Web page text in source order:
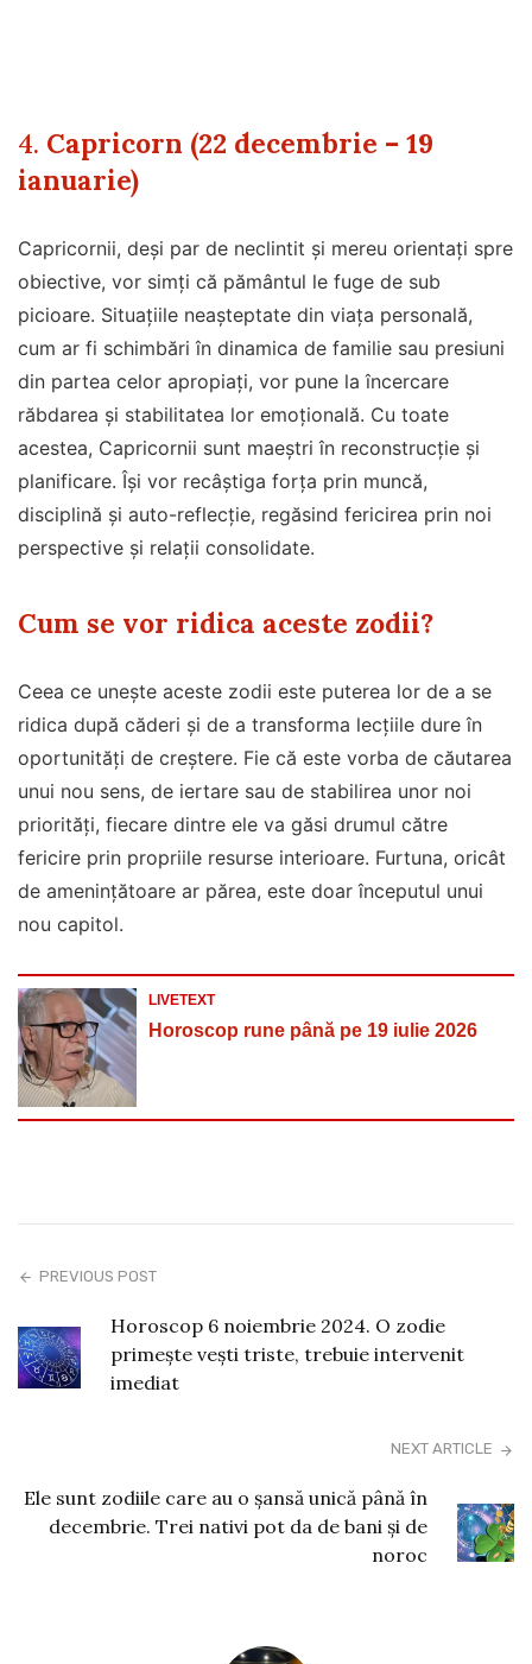
4. Capricorn (22 decembrie – 19
ianuarie)
Capricornii, deși par de neclintit și mereu orientați spre
obiective, vor simți că pământul le fuge de sub
picioare. Situațiile neașteptate din viața personală,
cum ar fi schimbări în dinamica de familie sau presiuni
din partea celor apropiați, vor pune la încercare
răbdarea și stabilitatea lor emoțională. Cu toate
acestea, Capricornii sunt maeștri în reconstrucție și
planificare. Își vor recâștiga forța prin muncă,
disciplină și auto-reflecție, regăsind fericirea prin noi
perspective și relații consolidate.
Cum se vor ridica aceste zodii?
Ceea ce unește aceste zodii este puterea lor de a se
ridica după căderi și de a transforma lecțiile dure în
oportunități de creștere. Fie că este vorba de căutarea
unui nou sens, de iertare sau de stabilirea unor noi
priorități, fiecare dintre ele va găsi drumul către
fericire prin propriile resurse interioare. Furtuna, oricât
de amenințătoare ar părea, este doar începutul unui
nou capitol.
LIVETEXT
Horoscop rune până pe 19 iulie 2026
PREVIOUS POST
Horoscop 6 noiembrie 2024. O zodie
primește vești triste, trebuie intervenit
imediat
NEXT ARTICLE
Ele sunt zodiile care au o șansă unică până în
decembrie. Trei nativi pot da de bani și de
noroc